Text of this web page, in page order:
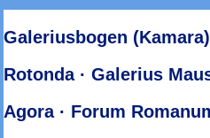
Galeriusbogen
Rotonda · Galerius
Agora · Forum